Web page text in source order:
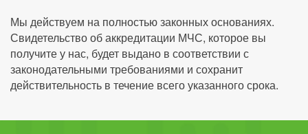
Мы действуем на полностью законных основаниях.
Свидетельство об аккредитации МЧС, которое вы
получите у нас, будет выдано в соответствии с
законодательными требованиями и сохранит
действительность в течение всего указанного срока.